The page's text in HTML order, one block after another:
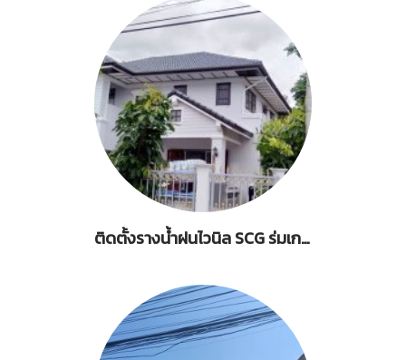
ติดตั้งรางน้ำฝนไวนิล SCG ร่มเกล้า 19/1 คลองสามประเวศ